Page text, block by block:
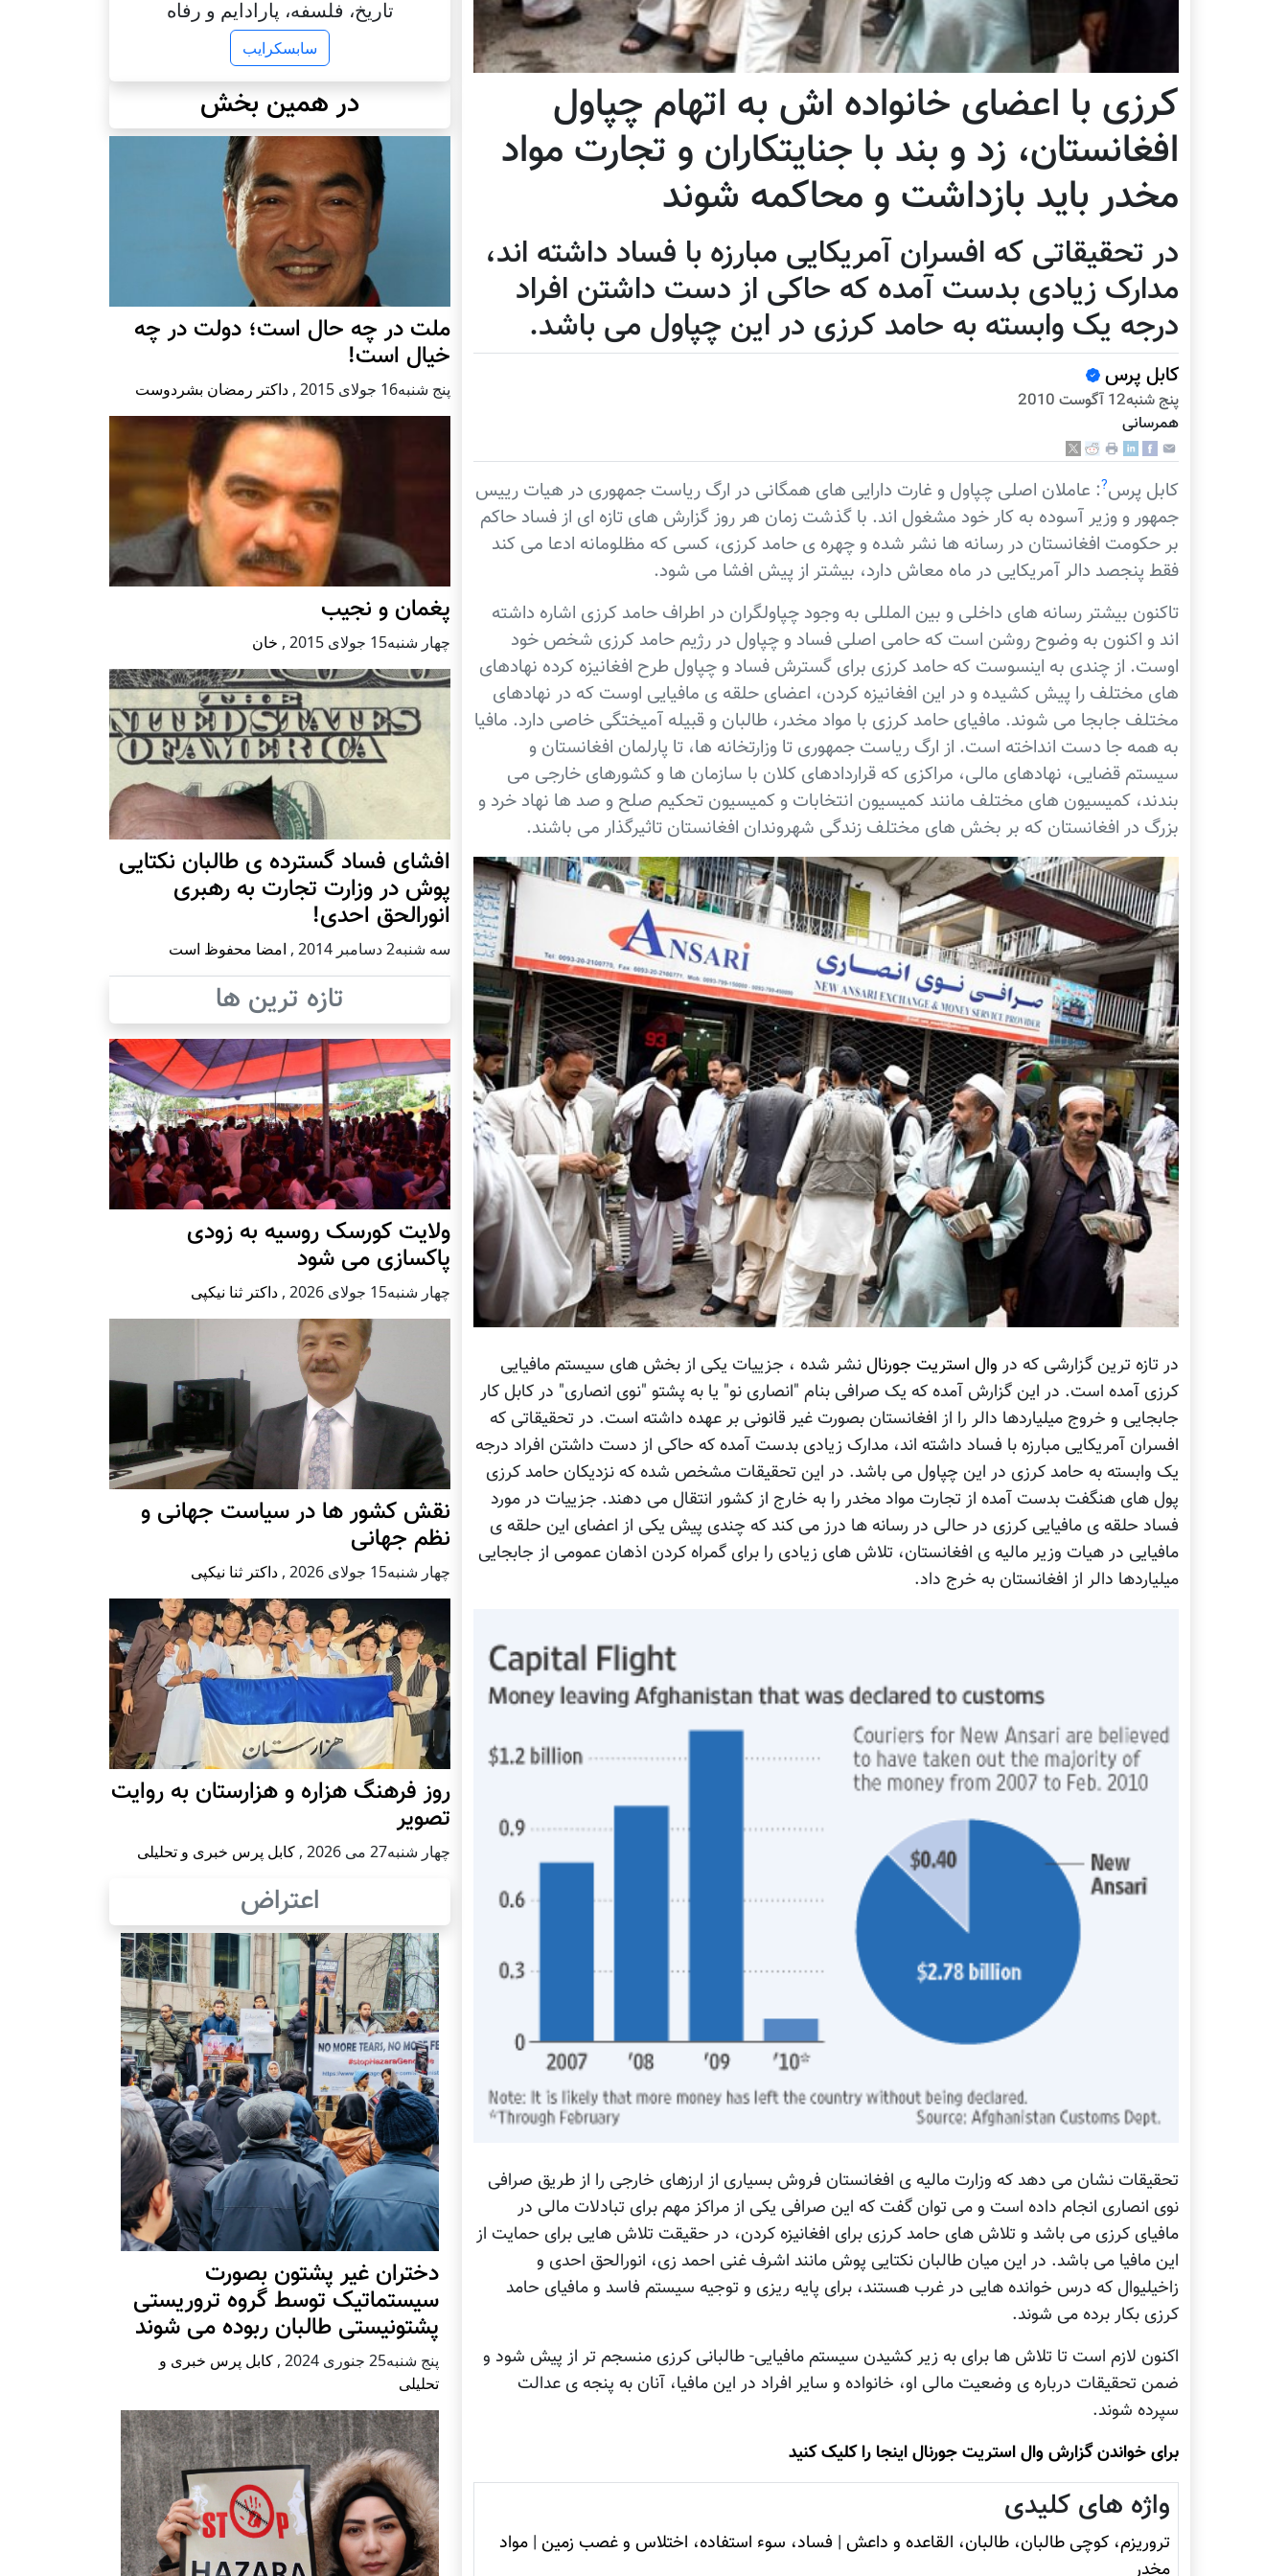
کرزی با اعضای خانواده اش به اتهام چپاول
افغانستان، زد و بند با جنایتکاران و تجارت مواد
مخدر باید بازداشت و محاکمه شوند
در تحقیقاتی که افسران آمریکایی مبارزه با فساد داشته اند،
مدارک زیادی بدست آمده که حاکی از دست داشتن افراد
درجه یک وابسته به حامد کرزی در این چپاول می باشد.
کابل پرس
پنج شنبه12 آگوست 2010
همرسانی
کابل پرس?: عاملان اصلی چپاول و غارت دارایی های همگانی در ارگ ریاست جمهوری در هیات رییس
جمهور و وزیر آسوده به کار خود مشغول اند. با گذشت زمان هر روز گزارش های تازه ای از فساد حاکم
بر حکومت افغانستان در رسانه ها نشر شده و چهره ی حامد کرزی، کسی که مظلومانه ادعا می کند
فقط پنجصد دالر آمریکایی در ماه معاش دارد، بیشتر از پیش افشا می شود.
تاکنون بیشتر رسانه های داخلی و بین المللی به وجود چپاولگران در اطراف حامد کرزی اشاره داشته
اند و اکنون به وضوح روشن است که حامی اصلی فساد و چپاول در رژيم حامد کرزی شخص خود
اوست. از چندی به اینسوست که حامد کرزی برای گسترش فساد و چپاول طرح افغانیزه کرده نهادهای
های مختلف را پیش کشیده و در این افغانیزه کردن، اعضای حلقه ی مافیایی اوست که در نهادهای
مختلف جابجا می شوند. مافیای حامد کرزی با مواد مخدر، طالبان و قبیله آمیختگی خاصی دارد. مافیا
به همه جا دست انداخته است. از ارگ ریاست جمهوری تا وزارتخانه ها، تا پارلمان افغانستان و
سیستم قضایی، نهادهای مالی، مراکزی که قراردادهای کلان با سازمان ها و کشورهای خارجی می
بندند، کمیسیون های مختلف مانند کمیسیون انتخابات و کمیسیون تحکیم صلح و صد ها نهاد خرد و
بزرگ در افغانستان که بر بخش های مختلف زندگی شهروندان افغانستان تاثیرگذار می باشند.
در تازه ترین گزارشی که در وال استریت جورنال نشر شده ، جزییات یکی از بخش های سیستم مافیایی
کرزی آمده است. در اين گزارش آمده که یک صرافی بنام "انصاری نو" یا به پشتو "نوی انصاری" در کابل کار
جابجایی و خروج میلیاردها دالر را از افغانستان بصورت غیر قانونی بر عهده داشته است. در تحقیقاتی که
افسران آمریکایی مبارزه با فساد داشته اند، مدارک زیادی بدست آمده که حاکی از دست داشتن افراد درجه
یک وابسته به حامد کرزی در این چپاول می باشد. در این تحقیقات مشخص شده که نزدیکان حامد کرزی
پول های هنگفت بدست آمده از تجارت مواد مخدر را به خارج از کشور انتقال می دهند. جزییات در مورد
فساد حلقه ی مافیایی کرزی در حالی در رسانه ها درز می کند که چندی پیش یکی از اعضای این حلقه ی
مافیایی در هیات وزیر مالیه ی افغانستان، تلاش های زیادی را برای گمراه کردن اذهان عمومی از جابجایی
میلیاردها دالر از افغانستان به خرج داد.
تحقیقات نشان می دهد که وزارت مالیه ی افغانستان فروش بسیاری از ارزهای خارجی را از طریق صرافی
نوی انصاری انجام داده است و می توان گفت که این صرافی یکی از مراکز مهم برای تبادلات مالی در
مافیای کرزی می باشد و تلاش های حامد کرزی برای افغانیزه کردن، در حقیقت تلاش هایی برای حمایت از
این مافیا می باشد. در این میان طالبان نکتایی پوش مانند اشرف غنی احمد زی، انورالحق احدی و
زاخیلیوال که درس خوانده هایی در غرب هستند، برای پایه ریزی و توجیه سیستم فاسد و مافیای حامد
کرزی بکار برده می شوند.
اکنون لازم است تا تلاش ها برای به زیر کشیدن سیستم مافیایی- طالبانی کرزی منسجم تر از پیش شود و
ضمن تحقیقات درباره ی وضعیت مالی او، خانواده و سایر افراد در این مافیا، آنان به پنجه ی عدالت
سپرده شوند.
برای خواندن گزارش وال استریت جورنال اینجا را کلیک کنید
واژه های کلیدی
تروريزم، کوچی طالبان، طالبان، القاعده و داعش | فساد، سوء استفاده، اختلاس و غصب زمين | مواد
مخدر
تاریخ، فلسفه، پارادایم و رفاه
سابسکرایب
در همین بخش
ملت در چه حال است؛ دولت در چه
خیال است!
پنج شنبه16 جولای 2015 , داکتر رمضان بشردوست
پغمان و نجیب
چهار شنبه15 جولای 2015 , خان
افشای فساد گسترده ی طالبان نکتایی
پوش در وزارت تجارت به رهبری
انورالحق احدی!
سه شنبه2 دسامبر 2014 , امضا محفوظ است
تازه ترین ها
ولایت کورسک روسیه به زودی
پاکسازی می شود
چهار شنبه15 جولای 2026 , داکتر ثنا نیکپی
نقش کشور ها در سیاست جهانی و
نظم جهانی
چهار شنبه15 جولای 2026 , داکتر ثنا نیکپی
روز فرهنگ هزاره و هزارستان به روایت
تصویر
چهار شنبه27 می 2026 , کابل پرس خبری و تحلیلی
اعتراض
دختران غیر پشتون بصورت
سیستماتیک توسط گروه تروریستی
پشتونیستی طالبان ربوده می شوند
پنج شنبه25 جنوری 2024 , کابل پرس خبری و
تحلیلی